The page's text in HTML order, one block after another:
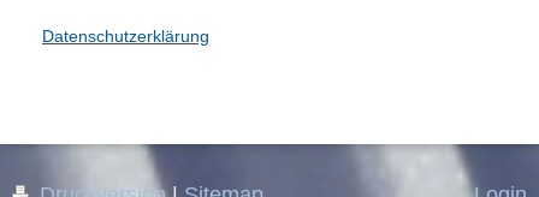
Datenschutzerklärung